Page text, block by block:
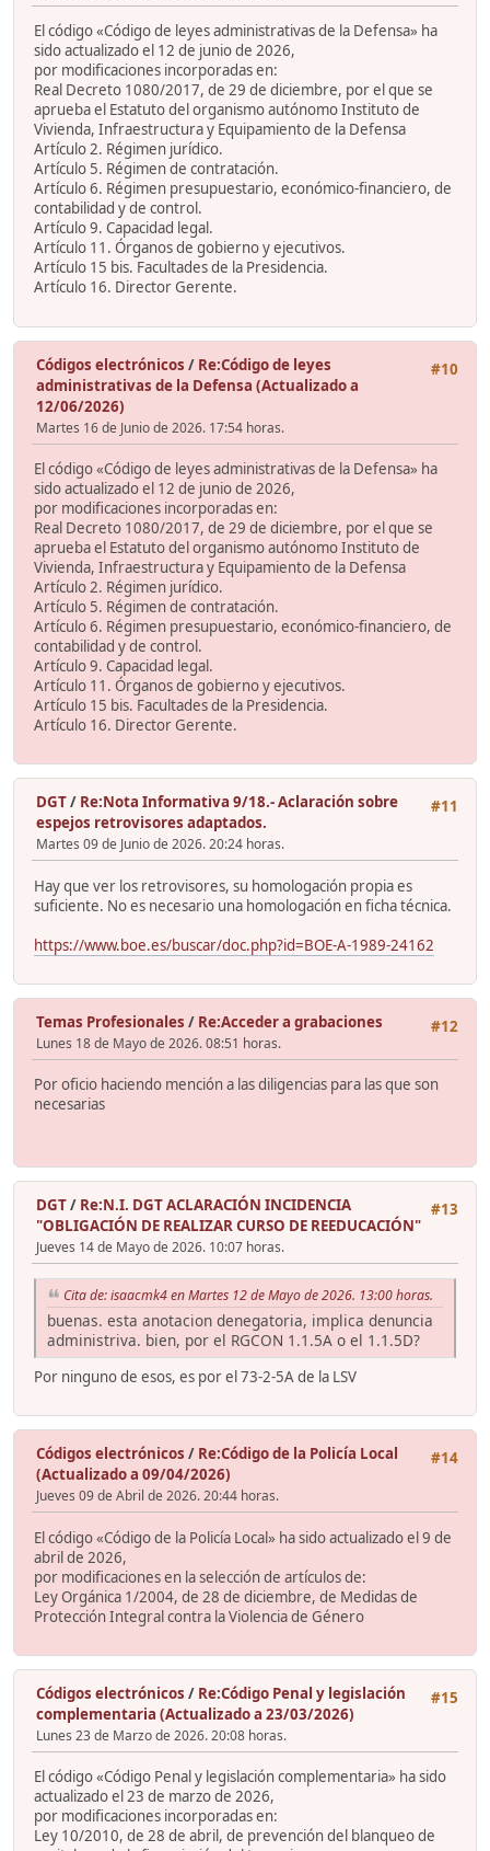
El código «Código de leyes administrativas de la Defensa» ha
sido actualizado el 12 de junio de 2026,
por modificaciones incorporadas en:
Real Decreto 1080/2017, de 29 de diciembre, por el que se
aprueba el Estatuto del organismo autónomo Instituto de
Vivienda, Infraestructura y Equipamiento de la Defensa
Artículo 2. Régimen jurídico.
Artículo 5. Régimen de contratación.
Artículo 6. Régimen presupuestario, económico-financiero, de
contabilidad y de control.
Artículo 9. Capacidad legal.
Artículo 11. Órganos de gobierno y ejecutivos.
Artículo 15 bis. Facultades de la Presidencia.
Artículo 16. Director Gerente.
#10
Códigos electrónicos / Re:Código de leyes
administrativas de la Defensa (Actualizado a
12/06/2026)
Martes 16 de Junio de 2026. 17:54 horas.
El código «Código de leyes administrativas de la Defensa» ha
sido actualizado el 12 de junio de 2026,
por modificaciones incorporadas en:
Real Decreto 1080/2017, de 29 de diciembre, por el que se
aprueba el Estatuto del organismo autónomo Instituto de
Vivienda, Infraestructura y Equipamiento de la Defensa
Artículo 2. Régimen jurídico.
Artículo 5. Régimen de contratación.
Artículo 6. Régimen presupuestario, económico-financiero, de
contabilidad y de control.
Artículo 9. Capacidad legal.
Artículo 11. Órganos de gobierno y ejecutivos.
Artículo 15 bis. Facultades de la Presidencia.
Artículo 16. Director Gerente.
#11
DGT/ Re:Nota Informativa 9/18.- Aclaración sobre
espejos retrovisores adaptados.
Martes 09 de Junio de 2026. 20:24 horas.
Hay que ver los retrovisores, su homologación propia es
suficiente. No es necesario una homologación en ficha técnica.
https://www.boe.es/buscar/doc.php?id=BOE-A-1989-24162
#12
Temas Profesionales / Re:Acceder a grabaciones
Lunes 18 de Mayo de 2026. 08:51 horas.
Por oficio haciendo mención a las diligencias para las que son
necesarias
#13
DGT/ Re:N.I. DGT ACLARACIÓN INCIDENCIA
"OBLIGACIÓN DE REALIZAR CURSO DE REEDUCACIÓN"
Jueves 14 de Mayo de 2026. 10:07 horas.
Cita de: isaacmk4 en Martes 12 de Mayo de 2026. 13:00 horas.
buenas. esta anotacion denegatoria, implica denuncia
administriva. bien, por el RGCON 1.1.5A o el 1.1.5D?
Por ninguno de esos, es por el 73-2-5A de la LSV
#14
Códigos electrónicos / Re:Código de la Policía Local
(Actualizado a 09/04/2026)
Jueves 09 de Abril de 2026. 20:44 horas.
El código «Código de la Policía Local» ha sido actualizado el 9 de
abril de 2026,
por modificaciones en la selección de artículos de:
Ley Orgánica 1/2004, de 28 de diciembre, de Medidas de
Protección Integral contra la Violencia de Género
#15
Códigos electrónicos / Re:Código Penal y legislación
complementaria (Actualizado a 23/03/2026)
Lunes 23 de Marzo de 2026. 20:08 horas.
El código «Código Penal y legislación complementaria» ha sido
actualizado el 23 de marzo de 2026,
por modificaciones incorporadas en:
Ley 10/2010, de 28 de abril, de prevención del blanqueo de